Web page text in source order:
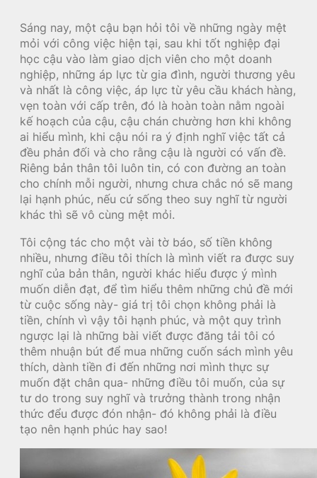
Sáng nay, một cậu bạn hỏi tôi về những ngày mệt
mỏi với công việc hiện tại, sau khi tốt nghiệp đại
học cậu vào làm giao dịch viên cho một doanh
nghiệp, những áp lực từ gia đình, người thương yêu
và nhất là công việc, áp lực từ yêu cầu khách hàng,
vẹn toàn với cấp trên, đó là hoàn toàn nằm ngoài
kế hoạch của cậu, cậu chán chường hơn khi không
ai hiểu mình, khi cậu nói ra ý định nghĩ việc tất cả
đều phản đối và cho rằng cậu là người có vấn đề.
Riêng bản thân tôi luôn tin, có con đường an toàn
cho chính mỗi người, nhưng chưa chắc nó sẽ mang
lại hạnh phúc, nếu cứ sống theo suy nghĩ từ người
khác thì sẽ vô cùng mệt mỏi.
Tôi cộng tác cho một vài tờ báo, số tiền không
nhiều, nhưng điều tôi thích là mình viết ra được suy
nghĩ của bản thân, người khác hiểu được ý mình
muốn diễn đạt, để tìm hiểu thêm những chủ đề mới
từ cuộc sống này- giá trị tôi chọn không phải là
tiền, chính vì vậy tôi hạnh phúc, và một quy trình
ngược lại là những bài viết được đăng tải tôi có
thêm nhuận bút để mua những cuốn sách mình yêu
thích, dành tiền đi đến những nơi mình thực sự
muốn đặt chân qua- những điều tôi muốn, của sự
tư do trong suy nghĩ và trưởng thành trong nhận
thức đểu được đón nhận- đó không phải là điều
tạo nên hạnh phúc hay sao!